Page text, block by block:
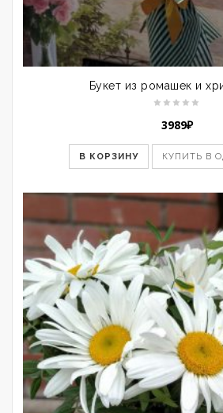
Букет из ромашек и
3989₽
В КОРЗИНУ КУПИТЬ В